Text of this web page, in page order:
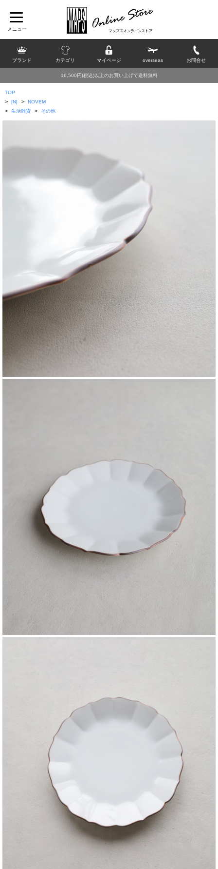
ブランド カテゴリ マイページ overseas お問合せ
16,500円(税込)以上のお買い上げで送料無料
TOP
> [N] > NOVEM
> 生活雑貨 > その他